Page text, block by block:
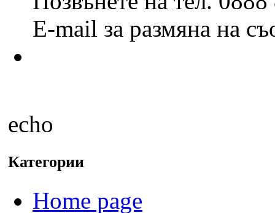
E-mail за размяна на
echo
Категории
Home page